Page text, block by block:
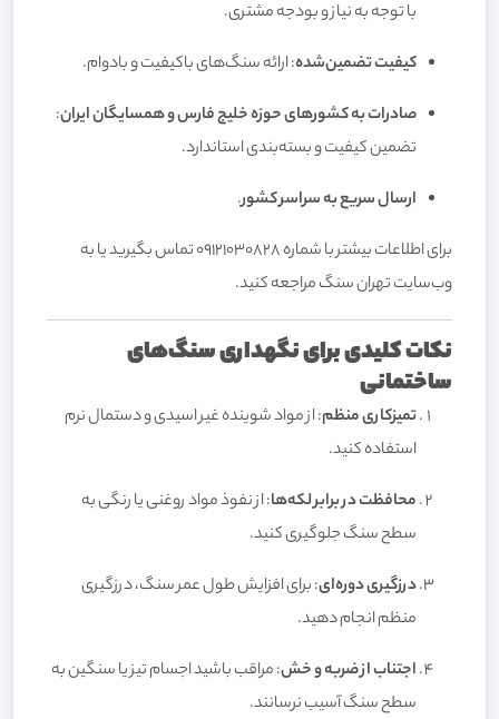
با توجه به نیاز و بودجه مشتری.
کیفیت تضمین‌شده: ارائه سنگ‌های باکیفیت و بادوام.
صادرات به کشورهای حوزه خلیج فارس و همسایگان ایران:
تضمین کیفیت و بسته‌بندی استاندارد.
ارسال سریع به سراسر کشور.
برای اطلاعات بیشتر با شماره 09121030828 تماس بگیرید یا به
وب‌سایتتهران سنگمراجعه کنید.
نکات کلیدی برای نگهداری سنگ‌های
ساختمانی
تمیزکاری منظم: از مواد شوینده غیر اسیدی و دستمال نرم
استفاده کنید.
محافظت در برابر لکه‌ها: از نفوذ مواد روغنی یا رنگی به
سطح سنگ جلوگیری کنید.
درزگیری دوره‌ای: برای افزایش طول عمر سنگ، درزگیری
منظم انجام دهید.
اجتناب از ضربه و خش: مراقب باشید اجسام تیز یا سنگین به
سطح سنگ آسیب نرسانند.